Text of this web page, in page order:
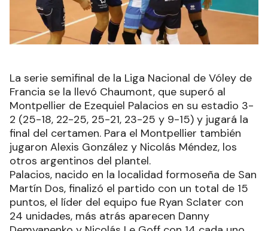
La serie semifinal de la Liga Nacional de Vóley de
Francia se la llevó Chaumont, que superó al
Montpellier de Ezequiel Palacios en su estadio 3-
2 (25-18, 22-25, 25-21, 23-25 y 9-15) y jugará la
final del certamen. Para el Montpellier también
jugaron Alexis González y Nicolás Méndez, los
otros argentinos del plantel.
Palacios, nacido en la localidad formoseña de San
Martín Dos, finalizó el partido con un total de 15
puntos, el líder del equipo fue Ryan Sclater con
24 unidades, más atrás aparecen Danny